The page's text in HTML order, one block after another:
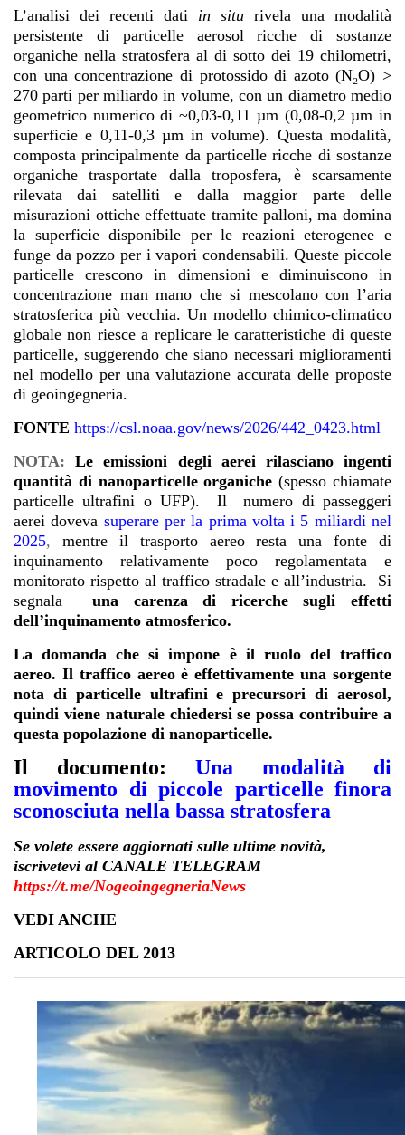
L’analisi dei recenti dati in situ rivela una modalità
persistente di particelle aerosol ricche di sostanze
organiche nella stratosfera al di sotto dei 19 chilometri,
con una concentrazione di protossido di azoto (N₂O) >
270 parti per miliardo in volume, con un diametro medio
geometrico numerico di ~0,03-0,11 µm (0,08-0,2 µm in
superficie e 0,11-0,3 µm in volume). Questa modalità,
composta principalmente da particelle ricche di sostanze
organiche trasportate dalla troposfera, è scarsamente
rilevata dai satelliti e dalla maggior parte delle
misurazioni ottiche effettuate tramite palloni, ma domina
la superficie disponibile per le reazioni eterogenee e
funge da pozzo per i vapori condensabili. Queste piccole
particelle crescono in dimensioni e diminuiscono in
concentrazione man mano che si mescolano con l’aria
stratosferica più vecchia. Un modello chimico-climatico
globale non riesce a replicare le caratteristiche di queste
particelle, suggerendo che siano necessari miglioramenti
nel modello per una valutazione accurata delle proposte
di geoingegneria.
FONTE https://csl.noaa.gov/news/2026/442_0423.html
NOTA:
Le emissioni degli aerei rilasciano ingenti
quantità di nanoparticelle organiche (spesso chiamate
particelle ultrafini o UFP). Il numero di passeggeri
aerei doveva superare per la prima volta i 5 miliardi nel
2025, mentre il trasporto aereo resta una fonte di
inquinamento relativamente poco regolamentata e
monitorato rispetto al traffico stradale e all’industria. Si
segnala
una carenza di ricerche sugli effetti
dell’inquinamento atmosferico.
La domanda che si impone è il ruolo del traffico
aereo. Il traffico aereo è effettivamente una sorgente
nota di particelle ultrafini e precursori di aerosol,
quindi viene naturale chiedersi se possa contribuire a
questa popolazione di nanoparticelle.
Il documento: Una modalità di
movimento di piccole particelle finora
sconosciuta nella bassa stratosfera
Se volete essere aggiornati sulle ultime novità,
iscrivetevi al CANALE TELEGRAM
https://t.me/NogeoingegneriaNews
VEDI ANCHE
ARTICOLO DEL 2013